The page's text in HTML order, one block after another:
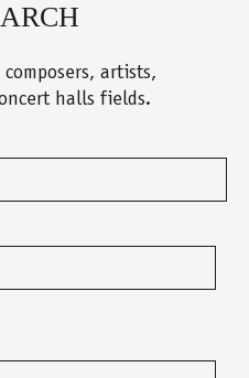
artists,
halls fields.